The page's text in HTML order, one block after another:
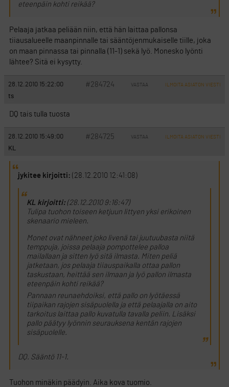
eteenpäin kohti reikää?
Pelaaja jatkaa peliään niin, että hän laittaa pallonsa
tiiausalueelle maanpinnalle tai sääntöjenmukaiselle tiille, joka
on maan pinnassa tai pinnalla (11-1) sekä lyö. Monesko lyönti
lähtee? Sitä ei kysytty.
28.12.2010 15:22:00 #284724 VASTAA ILMOITA ASIATON VIESTI
ts
DQ tais tulla tuosta
28.12.2010 15:49:00 #284725 VASTAA ILMOITA ASIATON VIESTI
KL
jykitee kirjoitti: (28.12.2010 12:41:08)
KL kirjoitti:(28.12.2010 9:16:47)
Tulipa tuohon toiseen ketjuun littyen yksi erikoinen
skenaario mieleen.
Monet ovat nähneet joko livenä tai juutuubasta niitä
temppuja, joissa pelaaja pompottelee palloa
mailallaan ja sitten lyö sitä ilmasta. Miten peliä
jatketaan, jos pelaaja tiiauspaikalla ottaa pallon
taskustaan, heittää sen ilmaan ja lyö pallon ilmasta
eteenpäin kohti reikää?
Pannaan reunaehdoiksi, että pallo on lyötäessä
tiipaikan rajojen sisäpuolella ja että pelaajalla on aito
tarkoitus laittaa pallo kuvatulla tavalla peliin. Lisäksi
pallo päätyy lyönnin seurauksena kentän rajojen
sisäpuolelle.
DQ. Sääntö 11-1.
Tuohon minäkin päädyin. Aika kova tuomio.